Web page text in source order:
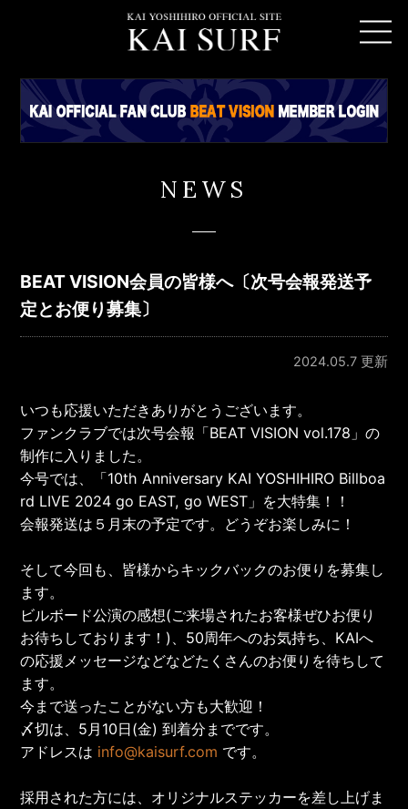
NEWS
BEAT VISION会員の皆様へ〔次号会報発送予
定とお便り募集〕
2024.05.7 更新
いつも応援いただきありがとうございます。
ファンクラブでは次号会報「BEAT VISION vol.178」の
制作に入りました。
今号では、「10th Anniversary KAI YOSHIHIRO Billboa
rd LIVE 2024 go EAST, go WEST」を大特集！！
会報発送は５月末の予定です。どうぞお楽しみに！
そして今回も、皆様からキックバックのお便りを募集し
ます。
ビルボード公演の感想(ご来場されたお客様ぜひお便り
お待ちしております！)、50周年へのお気持ち、KAIへ
の応援メッセージなどなどたくさんのお便りを待ちして
ます。
今まで送ったことがない方も大歓迎！
〆切は、5月10日(金) 到着分までです。
アドレスは info@kaisurf.com です。
採用された方には、オリジナルステッカーを差し上げま